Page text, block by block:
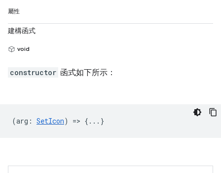
屬性
建構函式
void
constructor 函式如下所示：
(arg : SetIcon) => {...}